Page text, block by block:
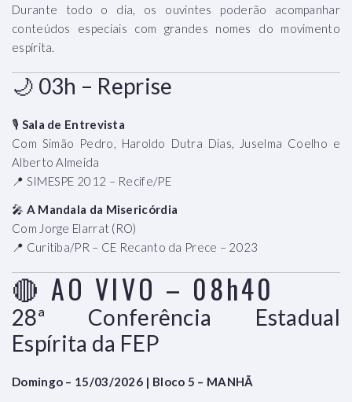
Durante todo o dia, os ouvintes poderão acompanhar
conteúdos especiais com grandes nomes do movimento
espírita.
🌙 03h – Reprise
🎙 Sala de Entrevista
Com Simão Pedro, Haroldo Dutra Dias, Juselma Coelho e
Alberto Almeida
📍 SIMESPE 2012 – Recife/PE
🎤 A Mandala da Misericórdia
Com Jorge Elarrat (RO)
📍 Curitiba/PR – CE Recanto da Prece – 2023
🔴 AO VIVO – 08h40
28ª Conferência Estadual
Espírita da FEP
Domingo – 15/03/2026 | Bloco 5 – MANHÃ